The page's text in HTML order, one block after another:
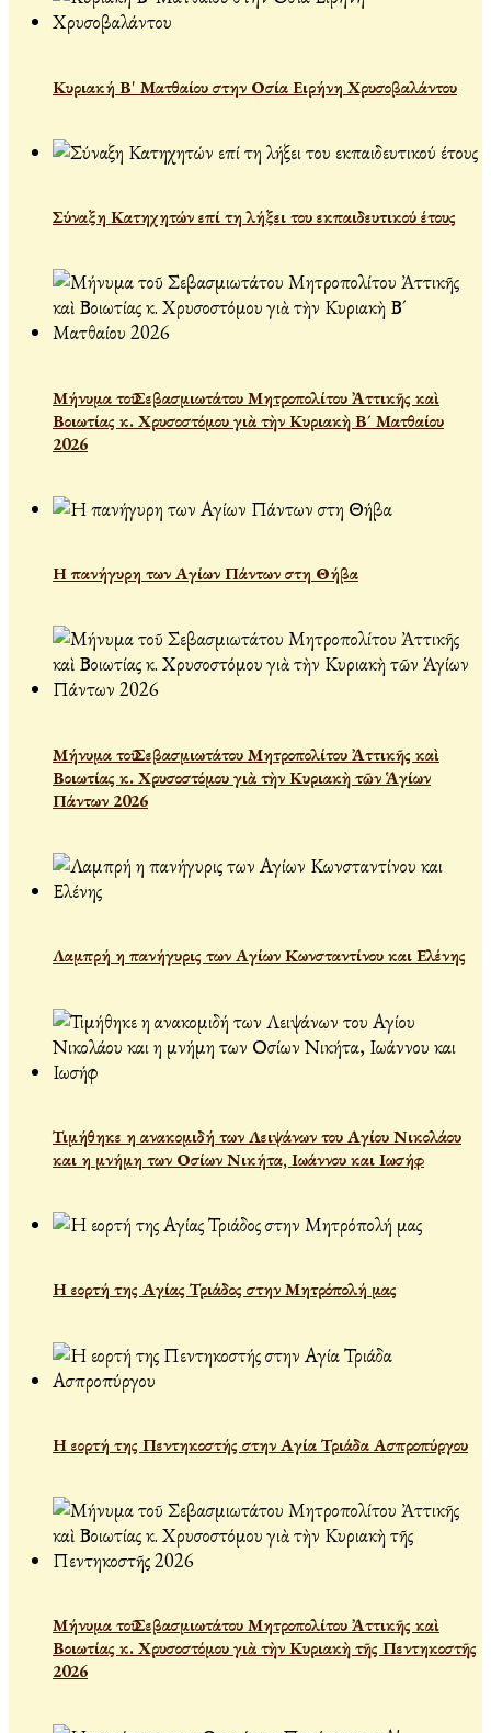
Κυριακή Β' Ματθαίου στην Οσία Ειρήνη Χρυσοβαλάντου
Σύναξη Κατηχητών επί τη λήξει του εκπαιδευτικού έτους
Μήνυμα τοῦ Σεβασμιωτάτου Μητροπολίτου Ἀττικῆς καὶ
Βοιωτίας κ. Χρυσοστόμου γιὰ τὴν Κυριακὴ Β´ Ματθαίου
2026
Η πανήγυρη των Αγίων Πάντων στη Θήβα
Μήνυμα τοῦ Σεβασμιωτάτου Μητροπολίτου Ἀττικῆς καὶ
Βοιωτίας κ. Χρυσοστόμου γιὰ τὴν Κυριακὴ τῶν Ἁγίων
Πάντων 2026
Λαμπρή η πανήγυρις των Αγίων Κωνσταντίνου και Ελένης
Τιμήθηκε η ανακομιδή των Λειψάνων του Αγίου Νικολάου
και η μνήμη των Οσίων Νικήτα, Ιωάννου και Ιωσήφ
Η εορτή της Αγίας Τριάδος στην Μητρόπολή μας
Η εορτή της Πεντηκοστής στην Αγία Τριάδα Ασπροπύργου
Μήνυμα τοῦ Σεβασμιωτάτου Μητροπολίτου Ἀττικῆς καὶ
Βοιωτίας κ. Χρυσοστόμου γιὰ τὴν Κυριακὴ τῆς Πεντηκοστῆς
2026